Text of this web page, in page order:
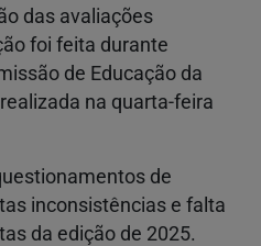
das avaliações
foi feita durante
de Educação da
na quarta-feira
de
inconsistências e falta
da edição de 2025.